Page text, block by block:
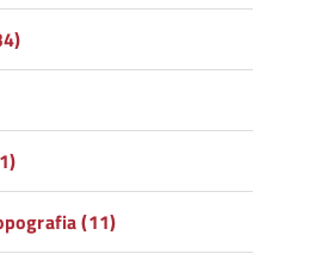
(11)